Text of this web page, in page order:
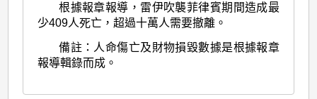
根據報章報導，雷伊吹襲菲律賓期間造成最
少409人死亡，超過十萬人需要撤離。
備註：人命傷亡及財物損毀數據是根據報章
報導輯錄而成。